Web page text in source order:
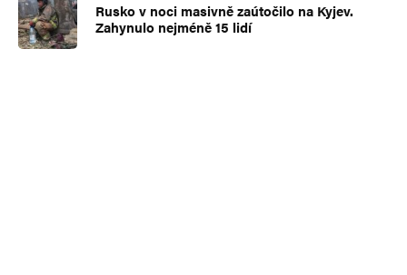
Rusko v noci masivně zaútočilo na Kyjev.
Zahynulo nejméně 15 lidí